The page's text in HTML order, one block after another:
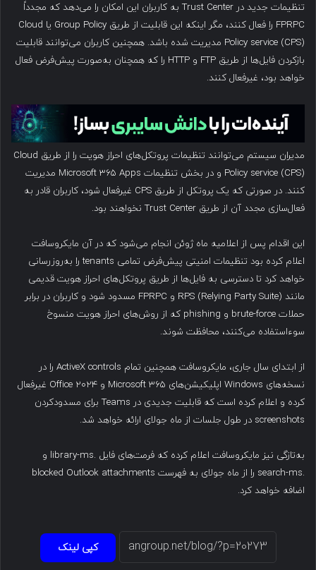
تنظیمات جدید در Trust Center به کاربران این امکان را می‌دهد که مجدداً
FPRPC را فعال کنند، مگر اینکه این قابلیت از طریق Group Policy یا Cloud
Policy service (CPS) مدیریت شده باشد. همچنین کاربران می‌توانند قابلیت
بازکردن فایل‌ها از طریق FTP و HTTP را که همچنان به‌صورت پیش‌فرض فعال
خواهد بود، غیرفعال کنند.
مدیران سیستم می‌توانند تنظیمات پروتکل‌های احراز هویت را از طریق Cloud
Policy service (CPS) و در بخش تنظیمات Microsoft 365 Apps مدیریت
کنند. در صورتی که یک پروتکل از طریق CPS غیرفعال شود، کاربران قادر به
فعال‌سازی مجدد آن از طریق Trust Center نخواهند بود.
این اقدام پس از اعلامیه ماه ژوئن انجام می‌شود که در آن مایکروسافت
اعلام کرده بود تنظیمات امنیتی پیش‌فرض تمامی tenants را به‌روزرسانی
خواهد کرد تا دسترسی به فایل‌ها از طریق پروتکل‌های احراز هویت قدیمی
مانند RPS (Relying Party Suite) و FPRPC مسدود شود و کاربران در برابر
حملات brute-force و phishing که از روش‌های احراز هویت منسوخ
سوءاستفاده می‌کنند، محافظت شوند.
از ابتدای سال جاری، مایکروسافت همچنین تمام ActiveX controls را در
نسخه‌های Windows اپلیکیشن‌های Microsoft 365 و Office 2024 غیرفعال
کرده و اعلام کرده است که قابلیت جدیدی در Teams برای مسدودکردن
screenshots در طول جلسات از ماه جولای ارائه خواهد شد.
به‌تازگی نیز مایکروسافت اعلام کرده که فرمت‌های فایل .library-ms و
.search-ms را از ماه جولای به فهرست blocked Outlook attachments
اضافه خواهد کرد.
کپی لینک